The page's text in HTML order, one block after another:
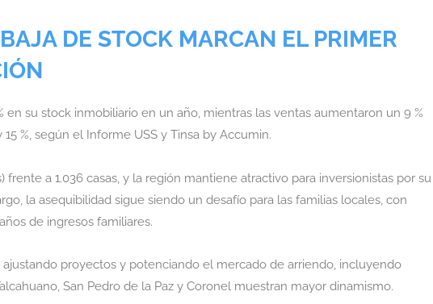
DE STOCK MARCAN EL PRIMER
en su stock inmobiliario en un año, mientras las ventas aumentaron un 9 %
%, según el Informe USS y Tinsa by Accumin.
a 1.036 casas, y la región mantiene atractivo para inversionistas por su
la asequibilidad sigue siendo un desafío para las familias locales, con
de ingresos familiares.
proyectos y potenciando el mercado de arriendo, incluyendo
San Pedro de la Paz y Coronel muestran mayor dinamismo.